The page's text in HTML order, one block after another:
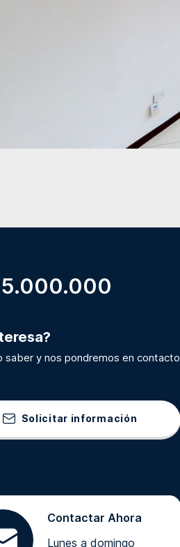
saber y nos pondremos en contacto
Solicitar información
Contactar Ahora
Lunes a domingo